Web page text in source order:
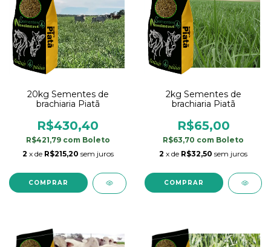
20kg Sementes de
brachiaria Piatã
R$430,40
R$421,79 com Boleto
2 x de R$215,20 sem juros
2kg Sementes de
brachiaria Piatã
R$65,00
R$63,70 com Boleto
2 x de R$32,50 sem juros